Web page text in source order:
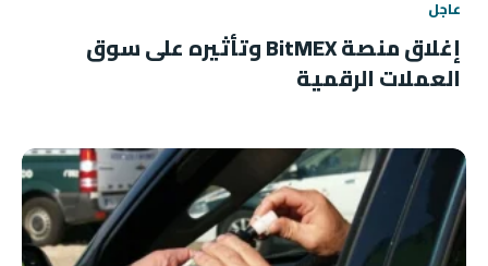
عاجل
إغلاق منصة BitMEX وتأثيره على سوق
العملات الرقمية